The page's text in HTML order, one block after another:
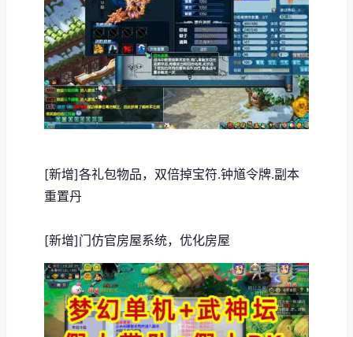
[新增]各礼包物品，双倍掉宝符.钟馗令牌.副本
重置丹
[新增]门仿官房屋系统，优化房屋